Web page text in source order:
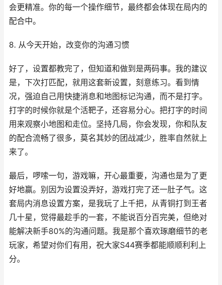
会更精准。你的每一个操作细节，最终都会体现在局内的
配合中。
8. 从今天开始，改变你的沟通习惯
好了，设置都教完了，但知道和做到是两码事。我的建议
是，下次打匹配，就用这套新设置，刻意练习。看到情
况，强迫自己用快捷消息和地图标记沟通，而不是打字。
打字的时候你就是个活靶子，还容易分心。把打字的时间
用来观察小地图和走位。坚持几局，你会发现，你和队友
的配合流畅了很多，莫名其妙的团战减少，胜率自然就上
来了。
最后，啰嗦一句，游戏嘛，开心最重要，沟通也是为了更
好地赢。别因为设置没弄好，游戏打完了还一肚子气。这
套局内消息设置方案，是我玩了上千把，从青铜打到王者
几十星，觉得最趁手的一套，不能说百分百完美，但绝对
能解决新手80%的沟通问题。我是那个喜欢琢磨细节的老
玩家，希望对你们有用，祝大家S44赛季都能顺顺利利上
分。